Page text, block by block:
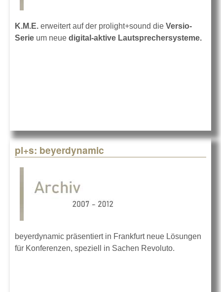
K.M.E. erweitert auf der prolight+sound die Versio-
Serie um neue digital-aktive Lautsprechersysteme.
pl+s: beyerdynamic
beyerdynamic präsentiert in Frankfurt neue Lösungen
für Konferenzen, speziell in Sachen Revoluto.